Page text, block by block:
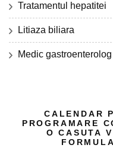
Tratamentul hepatitei
Litiaza biliara
Medic
CALENDAR
PROGRAMARE
O CASUTA